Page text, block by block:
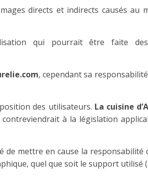
directs et indirects causés au
qui pourrait être faite
, cependant sa
des utilisateurs. La cuisine
à la législation
de mettre en cause la
quel que soit le support utilisé